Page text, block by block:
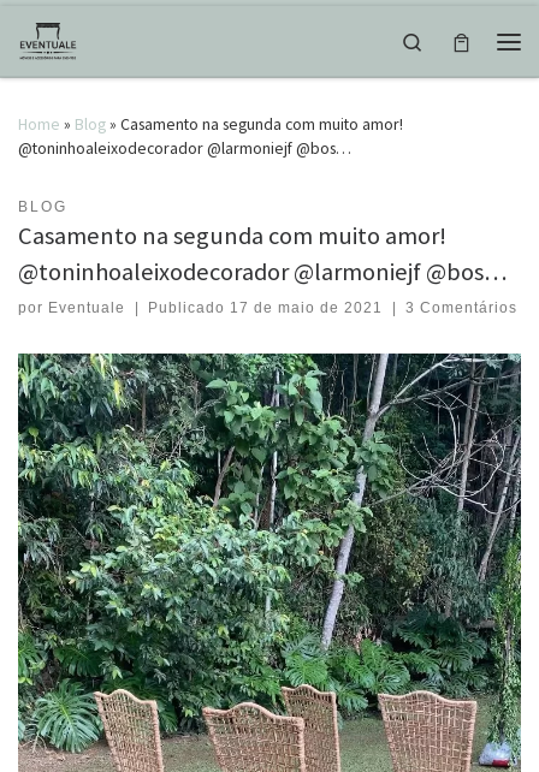
Skip to content
Search
Home » Blog» Casamento na segunda com muito amor!
@toninhoaleixodecorador @larmoniejf @bos…
BLOG
Casamento na segunda com muito amor!
@toninhoaleixodecorador @larmoniejf @bos…
por Eventuale Publicado 17 de maio de 2021 3 Comentários